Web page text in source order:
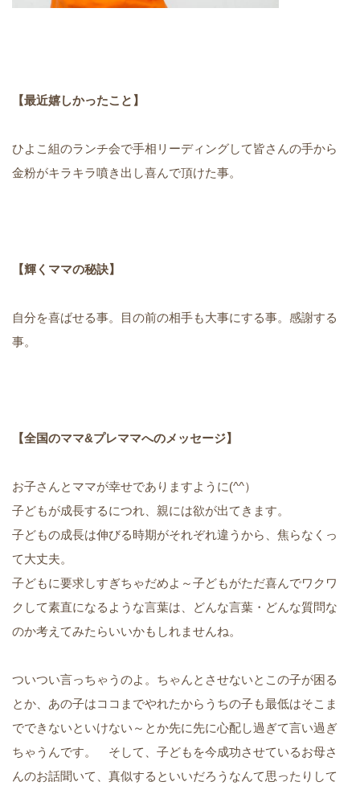
【最近嬉しかったこと】
ひよこ組のランチ会で手相リーディングして皆さんの手から
金粉がキラキラ噴き出し喜んで頂けた事。
【輝くママの秘訣】
自分を喜ばせる事。目の前の相手も大事にする事。感謝する
事。
【全国のママ&プレママへのメッセージ】
お子さんとママが幸せでありますように(^^）
子どもが成長するにつれ、親には欲が出てきます。
子どもの成長は伸びる時期がそれぞれ違うから、焦らなくっ
て大丈夫。
子どもに要求しすぎちゃだめよ～子どもがただ喜んでワクワ
クして素直になるような言葉は、どんな言葉・どんな質問な
のか考えてみたらいいかもしれませんね。
ついつい言っちゃうのよ。ちゃんとさせないとこの子が困る
とか、あの子はココまでやれたからうちの子も最低はそこま
でできないといけない～とか先に先に心配し過ぎて言い過ぎ
ちゃうんです。 そして、子どもを今成功させているお母さ
んのお話聞いて、真似するといいだろうなんて思ったりして